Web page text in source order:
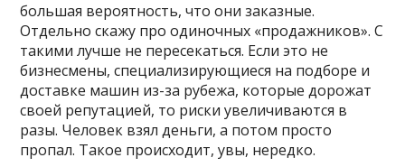
большая вероятность, что они заказные.
Отдельно скажу про одиночных «продажников». С
такими лучше не пересекаться. Если это не
бизнесмены, специализирующиеся на подборе и
доставке машин из-за рубежа, которые дорожат
своей репутацией, то риски увеличиваются в
разы. Человек взял деньги, а потом просто
пропал. Такое происходит, увы, нередко.